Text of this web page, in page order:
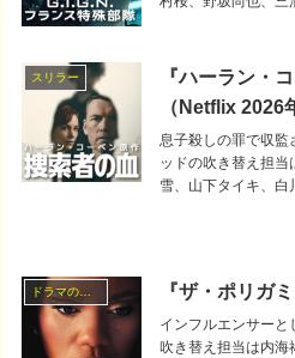
スリラー
『ハーラン・
（Netflix 2026
息子殺しの罪で収監
ッドの吹き替え担
雪、山下タイキ、
ドラマの吹替キャスト 『ザ・ポリガ
インフルエンサー
吹き替え担当は内